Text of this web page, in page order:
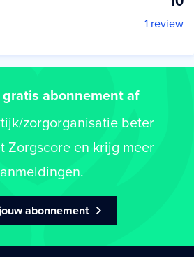
1 review
abonnement af
zorgorganisatie beter
Zorgscore en krijg meer
abonnement